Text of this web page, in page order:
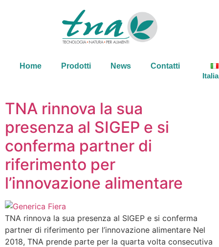
Home Prodotti News
Contatti
TNA rinnova la sua
presenza al SIGEP e si
conferma partner di
riferimento per
l’innovazione alimentare
TNA rinnova la sua presenza al SIGEP e si conferma
partner di riferimento per l’innovazione alimentare Nel
2018, TNA prende parte per la quarta volta consecutiva